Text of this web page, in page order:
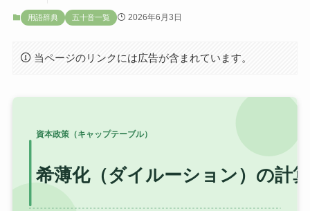
用語辞典 五十音一覧 2026年6月3日
当ページのリンクには広告が含まれています。